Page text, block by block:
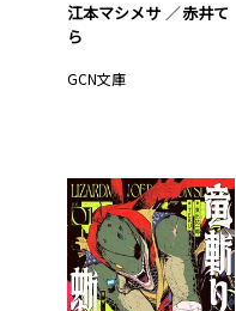
江本マシメサ
赤井て
ら
GCN文庫